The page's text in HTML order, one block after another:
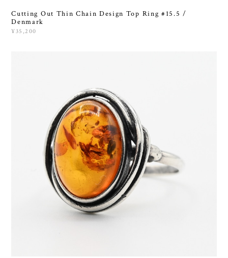
Cutting Out Thin Chain Design Top Ring #15.5 /
Denmark
¥35,200